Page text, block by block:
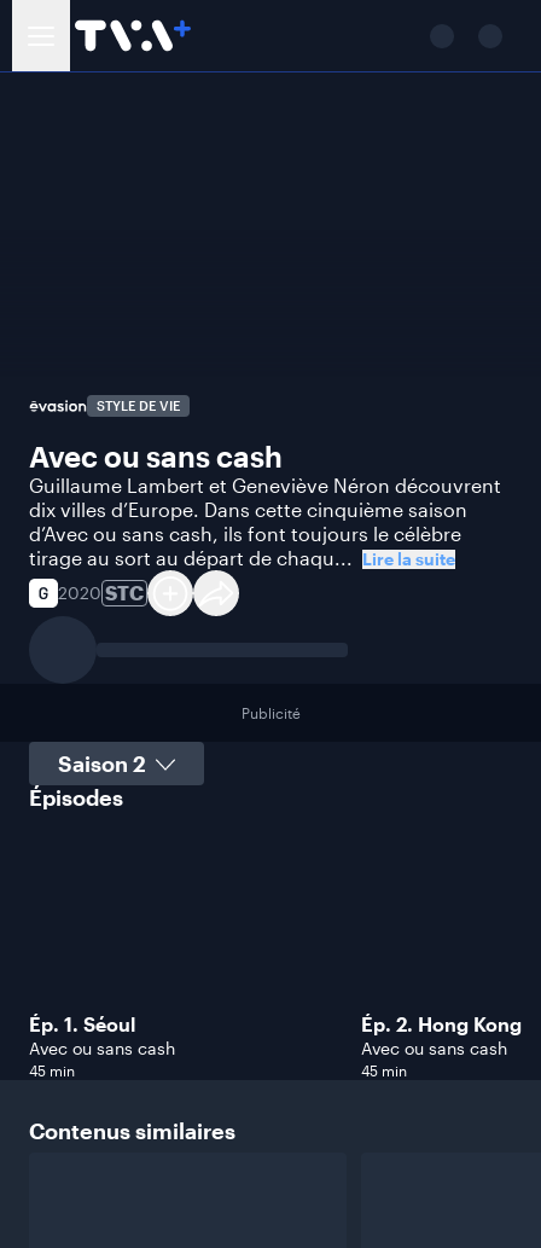
STYLE DE VIE
Avec ou sans cash
Guillaume Lambert et Geneviève Néron découvrent
dix villes d’Europe. Dans cette cinquième saison
d’Avec ou sans cash, ils font toujours le célèbre
tirage au sort au départ de chaqu... Lire la suite
2020 STC
Publicité
Sélectionner une saison
Épisodes
Ép. 1. Séoul
Avec ou sans cash
45 min
Ép. 2. Hong Kong
Avec ou sans cash
45 min
Contenussimilaires